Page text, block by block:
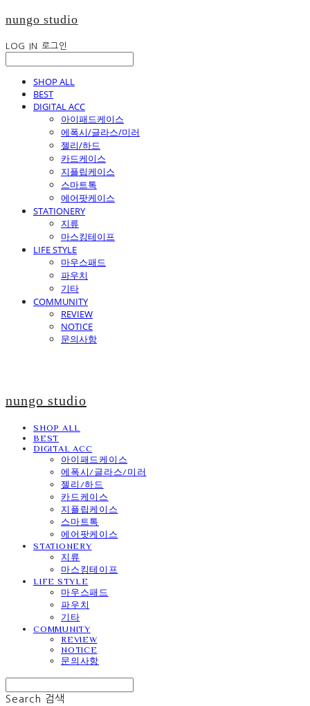
nungo studio
LOG IN 로그인
SHOP ALL
BEST
DIGITAL ACC
아이패드케이스
에폭시/글라스/미러
젤리/하드
카드케이스
지플립케이스
스마트톡
에어팟케이스
STATIONERY
지류
마스킹테이프
LIFE STYLE
마우스패드
파우치
기타
COMMUNITY
REVIEW
NOTICE
문의사항
nungo studio
SHOP ALL
BEST
DIGITAL ACC
아이패드케이스
에폭시/글라스/미러
젤리/하드
카드케이스
지플립케이스
스마트톡
에어팟케이스
STATIONERY
지류
마스킹테이프
LIFE STYLE
마우스패드
파우치
기타
COMMUNITY
REVIEW
NOTICE
문의사항
Search 검색